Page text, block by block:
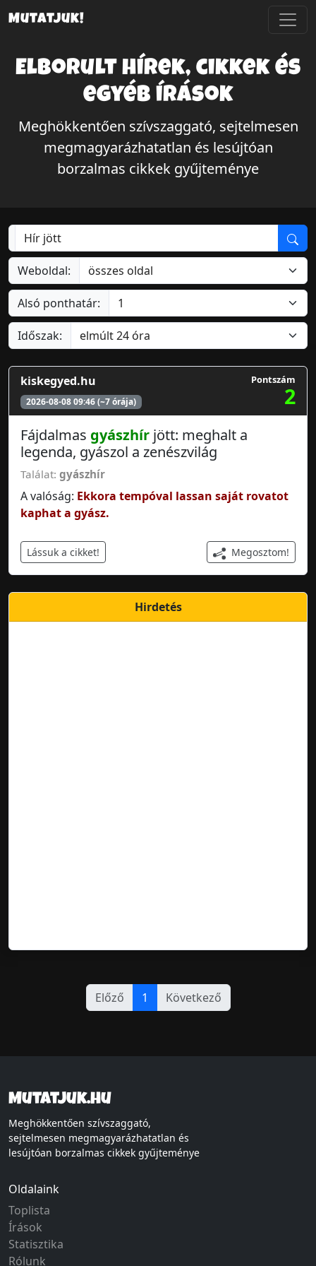
Mutatjuk!
Elborult hírek, cikkek és
egyéb írások
Meghökkentően szívszaggató, sejtelmesen
megmagyarázhatatlan és lesújtóan
borzalmas cikkek gyűjteménye
Weboldal:
Alsó ponthatár:
Időszak:
kiskegyed.hu
2026-08-08 09:46 (~7 órája)
Pontszám
2
Fájdalmas gyászhír jött: meghalt a
legenda, gyászol a zenészvilág
Találat: gyászhír
A valóság: Ekkora tempóval lassan saját rovatot
kaphat a gyász.
Lássuk a cikket! Megosztom!
Hirdetés
Előző 1 Következő
Mutatjuk.hu
Meghökkentően szívszaggató,
sejtelmesen megmagyarázhatatlan és
lesújtóan borzalmas cikkek gyűjteménye
Oldalaink
Toplista
Írások
Statisztika
Rólunk